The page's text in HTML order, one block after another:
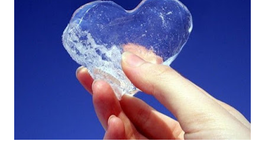
um pendão branco, de de quatro pontas farpadas,
ostentando a cruz da Ordem de Cristo. O pendão está
fixado em uma haste lanceada, em prata. Encimando o
escudo há uma coroa em ouro, com quatro torres, três
ameias, com uma porta cada. Suportes: dois ramos de café,
frutificados, na sua cor natural. Divisa: ‘Non ducor duco’
(não sou conduzido, conduzo). . A cr...